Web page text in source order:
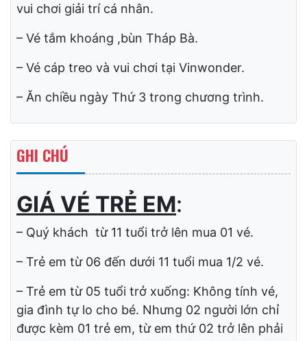
30.000.000vnđ/trường hợp.
GIÁ VÉ KHÔNG BAO
GỒM:
– Ăn uống ngoài chương trình, và các chi phí
– Vé tắm khoáng ,bùn Tháp Bà.
– Vé cáp treo và vui chơi tại Vinwonder.
– Ăn chiều ngày Thứ 3 trong chương trình.
GHI CHÚ
GIÁ VÉ TRẺ EM: